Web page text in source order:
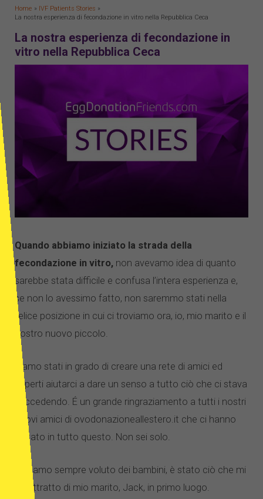
Home
IVF Patients Stories
La nostra esperienza di fecondazione in vitro nella Repubblica Ceca
La nostra esperienza di fecondazione in
vitro nella Repubblica Ceca
Quando abbiamo iniziato la strada della
fecondazione in vitro, non avevamo idea di quanto
sarebbe stata difficile e confusa l’intera esperienza e,
se non lo avessimo fatto, non saremmo stati nella
felice posizione in cui ci troviamo ora, io, mio ​​marito e il
nostro nuovo piccolo.
Siamo stati in grado di creare una rete di amici ed
esperti aiutarci a dare un senso a tutto ciò che ci stava
succedendo. É un grande ringraziamento a tutti i nostri
nuovi amici di ovodonazioneallestero.it che ci hanno
aiutato in tutto questo. Non sei solo.
Abbiamo sempre voluto dei bambini, è stato ciò che mi
ha attratto di mio marito, Jack, in primo luogo.